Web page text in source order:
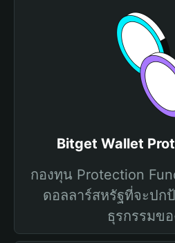
Bitget Wallet
กองทุน Protection
ดอลลาร์สหรัฐที่จะปก
ธุรกรรมข